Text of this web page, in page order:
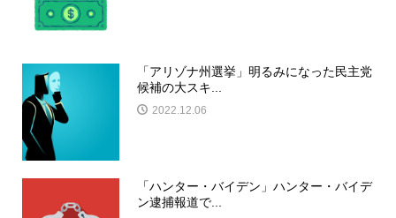
「アリゾナ州選挙」明るみになった民主党
候補の大スキ...
2022.12.06
「ハンター・バイデン」ハンター・バイデ
ン逮捕報道で...